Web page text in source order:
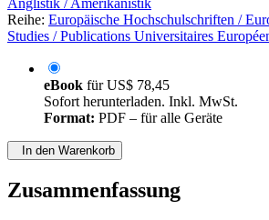
Anglistik / Amerikanistik
Reihe: Europäische Hochschulschriften /
Studies / Publications Universitaires
eBook fürUS$ 78,45
Sofort herunterladen. Inkl. MwSt.
Format: PDF – für alle Geräte
In den Warenkorb
Zusammenfassung